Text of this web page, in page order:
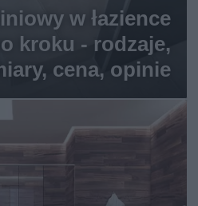
w łazience
kroku - rodzaje,
cena, opinie